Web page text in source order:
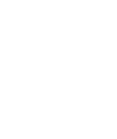
HODÍN